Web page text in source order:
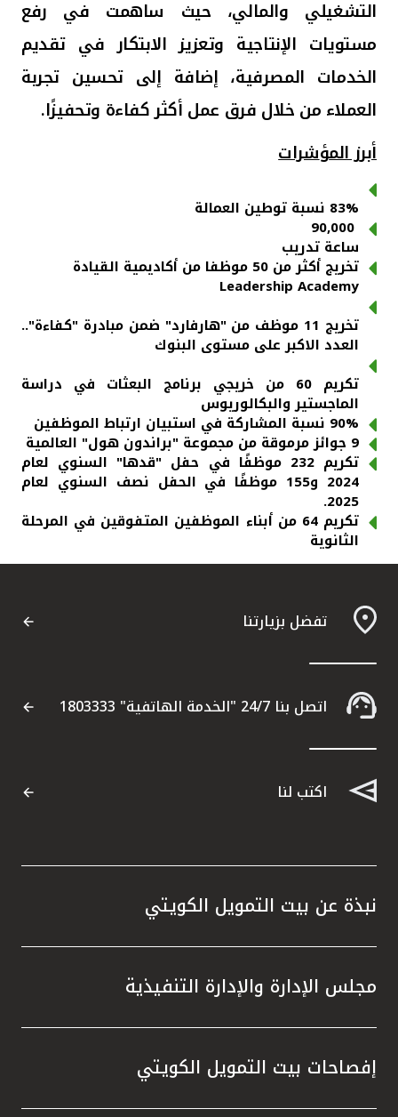
التشغيلي والمالي، حيث ساهمت في رفع
مستويات الإنتاجية وتعزيز الابتكار في تقديم
الخدمات المصرفية، إضافة إلى تحسين تجربة
العملاء من خلال فرق عمل أكثر كفاءة وتحفيزًا.
أبرز المؤشرات
83% نسبة توطين العمالة
ساعة تدريب
تخريج أكثر من 50 موظفا من أكاديمية القيادة
Leadership Academy
تخريج 11 موظف من "هارفارد" ضمن مبادرة "كفاءة"..
العدد الاكبر على مستوى البنوك
تكريم 60 من خريجي برنامج البعثات في دراسة
الماجستير والبكالوريوس
90% نسبة المشاركة في استبيان ارتباط الموظفين
9 جوائز مرموقة من مجموعة "براندون هول" العالمية
تكريم 232 موظفًا في حفل "قدها" السنوي لعام
2024 و155 موظفًا في الحفل نصف السنوي لعام
2025.
تكريم 64 من أبناء الموظفين المتفوقين في المرحلة
الثانوية
تفضل بزيارتنا
اتصل بنا 24/7 "الخدمة الهاتفية" 1803333
اكتب لنا
نبذة عن بيت التمويل الكويتي
مجلس الإدارة والإدارة التنفيذية
إفصاحات بيت التمويل الكويتي